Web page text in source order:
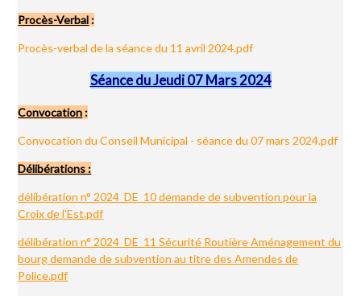
Procès-Verbal :
Procès-verbal de la séance du 11 avril 2024.pdf
Séance du Jeudi 07 Mars 2024
Convocation :
Convocation du Conseil Municipal - séance du 07 mars 2024.pdf
Délibérations :
délibération n° 2024_DE_10 demande de subvention pour la
Croix de l'Est.pdf
délibération n° 2024_DE_11 Sécurité Routière Aménagement du
bourg demande de subvention au titre des Amendes de
Police.pdf